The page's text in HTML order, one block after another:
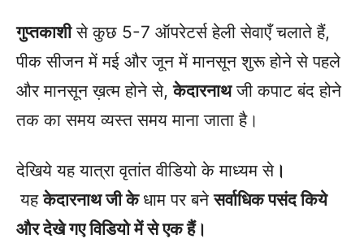
गुप्तकाशीसे कुछ 5-7 ऑपरेटर्स हेली सेवाएँ चलाते हैं,
पीक सीजन में मई और जून में मानसून शुरू होने से पहले
और मानसून ख़त्म होने से,केदारनाथजी कपाट बंद होने
तक का समय व्यस्त समय माना जाता है।
देखिये यह यात्रा वृतांत वीडियो के माध्यम से।
यहकेदारनाथ जी के धाम पर बनेसर्वाधिक पसंद किये
और देखे गए विडियो में से एक हैं।